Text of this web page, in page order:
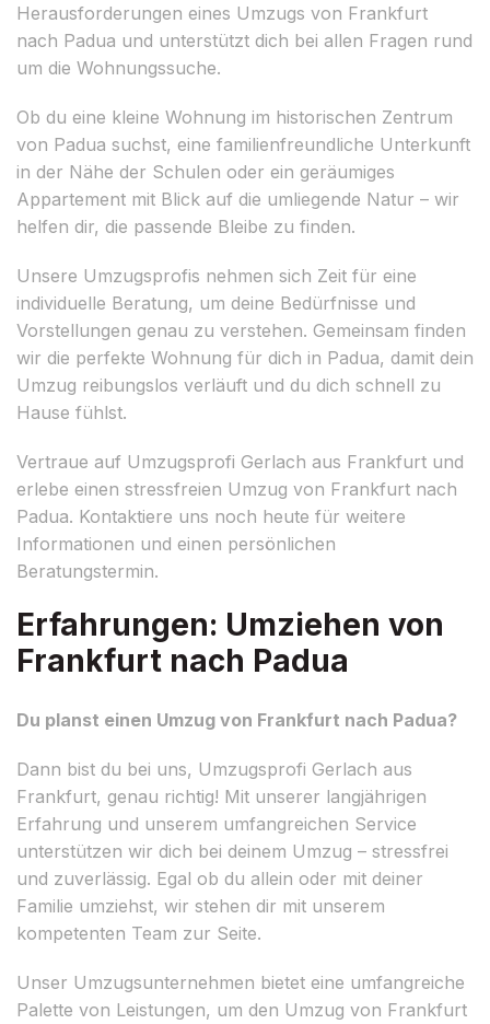
Herausforderungen eines Umzugs von Frankfurt
nach Padua und unterstützt dich bei allen Fragen rund
um die Wohnungssuche.
Ob du eine kleine Wohnung im historischen Zentrum
von Padua suchst, eine familienfreundliche Unterkunft
in der Nähe der Schulen oder ein geräumiges
Appartement mit Blick auf die umliegende Natur – wir
helfen dir, die passende Bleibe zu finden.
Unsere Umzugsprofis nehmen sich Zeit für eine
individuelle Beratung, um deine Bedürfnisse und
Vorstellungen genau zu verstehen. Gemeinsam finden
wir die perfekte Wohnung für dich in Padua, damit dein
Umzug reibungslos verläuft und du dich schnell zu
Hause fühlst.
Vertraue auf Umzugsprofi Gerlach aus Frankfurt und
erlebe einen stressfreien Umzug von Frankfurt nach
Padua. Kontaktiere uns noch heute für weitere
Informationen und einen persönlichen
Beratungstermin.
Erfahrungen: Umziehen von
Frankfurt nach Padua
Du planst einen Umzug von Frankfurt nach Padua?
Dann bist du bei uns, Umzugsprofi Gerlach aus
Frankfurt, genau richtig! Mit unserer langjährigen
Erfahrung und unserem umfangreichen Service
unterstützen wir dich bei deinem Umzug – stressfrei
und zuverlässig. Egal ob du allein oder mit deiner
Familie umziehst, wir stehen dir mit unserem
kompetenten Team zur Seite.
Unser Umzugsunternehmen bietet eine umfangreiche
Palette von Leistungen, um den Umzug von Frankfurt